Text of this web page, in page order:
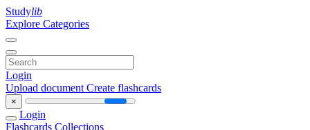
Studylib
Explore Categories
Login
Upload document Create flashcards
×
Login
Flashcards Collections